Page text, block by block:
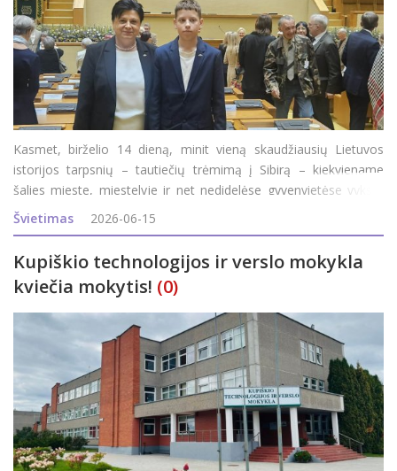
Kasmet, birželio 14 dieną, minit vieną skaudžiausių Lietuvos
istorijos tarpsnių – tautiečių trėmimą į Sibirą – kiekviename
šalies mieste, miestelyje ir net nedidelėse gyvenvietėse vyksta
simboliniai minėjimo renginiai. Šiemet sukanka 85 metai nuo
pirmojo masinio Lietuvos gy
Švietimas 2026-06-15
Kupiškio technologijos ir verslo mokykla
kviečia mokytis! (0)